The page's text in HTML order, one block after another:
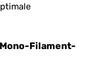
Filament-